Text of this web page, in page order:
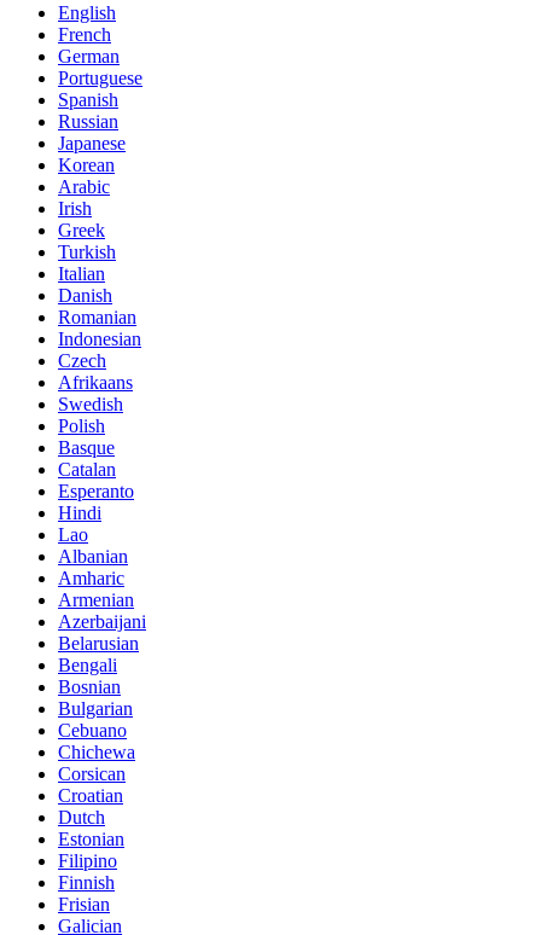
English
French
German
Portuguese
Spanish
Russian
Japanese
Korean
Arabic
Irish
Greek
Turkish
Italian
Danish
Romanian
Indonesian
Czech
Afrikaans
Swedish
Polish
Basque
Catalan
Esperanto
Hindi
Lao
Albanian
Amharic
Armenian
Azerbaijani
Belarusian
Bengali
Bosnian
Bulgarian
Cebuano
Chichewa
Corsican
Croatian
Dutch
Estonian
Filipino
Finnish
Frisian
Galician